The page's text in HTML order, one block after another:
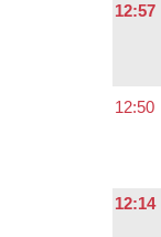
12:57
12:50
12:14